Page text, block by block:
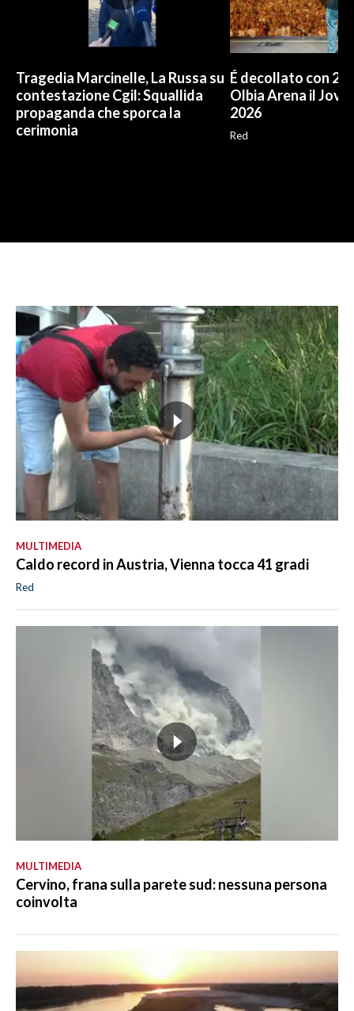
Tragedia Marcinelle, La Russa su
contestazione Cgil: Squallida
propaganda che sporca la
cerimonia
É decollato con
Olbia Arena il Jova
2026
Red
MULTIMEDIA
Caldo record in Austria, Vienna tocca 41 gradi
Red
MULTIMEDIA
Cervino, frana sulla parete sud: nessuna persona
coinvolta